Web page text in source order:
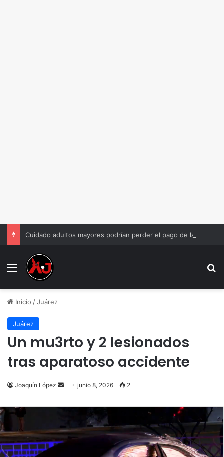
Menu
Inicio /Juárez
Juárez
Un mu3rto y 2 lesionados
tras aparatoso accidente
Joaquín López
Send
email
junio 8, 2026 2